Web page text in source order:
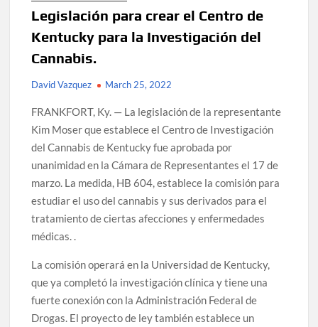
Legislación para crear el Centro de
Kentucky para la Investigación del
Cannabis.
David Vazquez March 25, 2022
FRANKFORT, Ky. — La legislación de la representante
Kim Moser que establece el Centro de Investigación
del Cannabis de Kentucky fue aprobada por
unanimidad en la Cámara de Representantes el 17 de
marzo. La medida, HB 604, establece la comisión para
estudiar el uso del cannabis y sus derivados para el
tratamiento de ciertas afecciones y enfermedades
médicas. .
La comisión operará en la Universidad de Kentucky,
que ya completó la investigación clínica y tiene una
fuerte conexión con la Administración Federal de
Drogas. El proyecto de ley también establece un